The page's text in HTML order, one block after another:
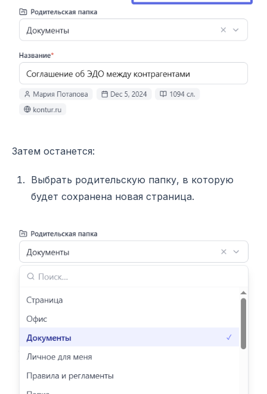
Затем останется:
Выбрать родительскую папку, в которую
будет сохранена новая страница.